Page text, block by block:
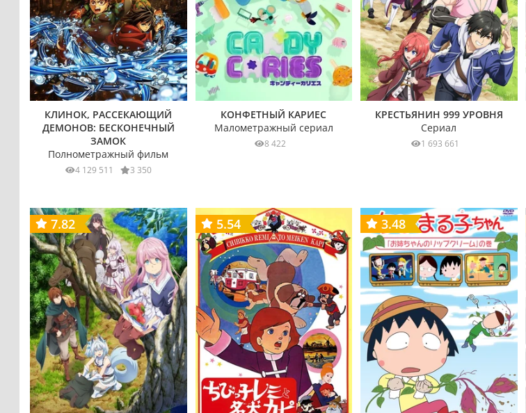
КЛИНОК, РАССЕКАЮЩИЙ
ДЕМОНОВ: БЕСКОНЕЧНЫЙ
ЗАМОК
Полнометражный фильм
4 129 511 3 350
КОНФЕТНЫЙ КАРИЕС
Малометражный сериал
8 422
КРЕСТЬЯНИН 999 УРОВНЯ
Сериал
1 693 661
7.82 5.54 3.48